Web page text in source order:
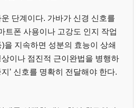
단계이다. 가바가 신경 신호를
트폰 사용이나 고강도 인지 작업
을 지속하면 성분의 효능이 상쇄
이나 점진적 근이완법을 병행하
’ 신호를 명확히 전달해야 한다.